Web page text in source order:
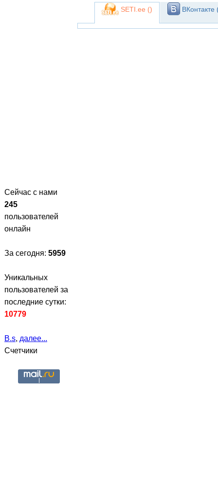
Сейчас с нами
245
пользователей
онлайн
За сегодня: 5959
Уникальных
пользователей за
последние сутки:
10779
B.s, далее...
Счетчики
SETI.ee () ВКонтакте